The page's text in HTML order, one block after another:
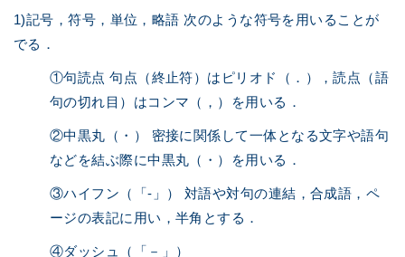
1)記号，符号，単位，略語 次のような符号を用いることが
でる．
①句読点 句点（終止符）はピリオド（．），読点（語
句の切れ目）はコンマ（，）を用いる．
②中黒丸（・） 密接に関係して一体となる文字や語句
などを結ぶ際に中黒丸（・）を用いる．
③ハイフン（「-」） 対語や対句の連結，合成語，ペ
ージの表記に用い，半角とする．
④ダッシュ（「－」）